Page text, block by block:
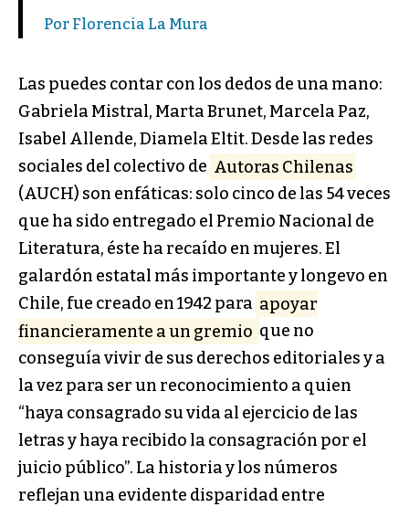
Por Florencia La Mura
Las puedes contar con los dedos de una mano:
Gabriela Mistral, Marta Brunet, Marcela Paz,
Isabel Allende, Diamela Eltit. Desde las redes
sociales del colectivo de Autoras Chilenas
(AUCH) son enfáticas: solo cinco de las 54 veces
que ha sido entregado el Premio Nacional de
Literatura, éste ha recaído en mujeres. El
galardón estatal más importante y longevo en
Chile, fue creado en 1942 para apoyar
financieramente a un gremio que no
conseguía vivir de sus derechos editoriales y a
la vez para ser un reconocimiento a quien
“haya consagrado su vida al ejercicio de las
letras y haya recibido la consagración por el
juicio público”. La historia y los números
reflejan una evidente disparidad entre